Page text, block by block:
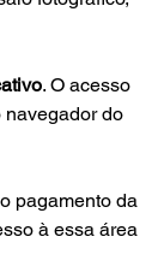
. O acesso
navegador do
pagamento da
à essa área